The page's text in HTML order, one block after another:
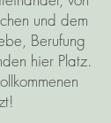
und dem
Berufung
hier Platz.